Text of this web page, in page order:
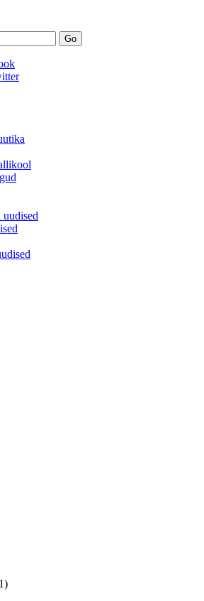
Go
uudised